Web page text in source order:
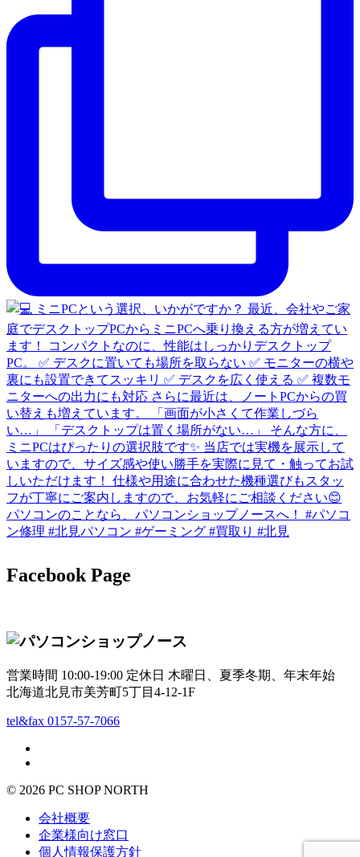
Facebook Page
営業時間 10:00-19:00 定休日 木曜日、夏季冬期、年末年始
北海道北見市美芳町5丁目4-12-1F
tel&fax 0157-57-7066
© 2026 PC SHOP NORTH
会社概要
企業様向け窓口
個人情報保護方針